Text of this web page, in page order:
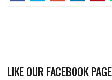
LIKE OUR FACEBOOK PAGE